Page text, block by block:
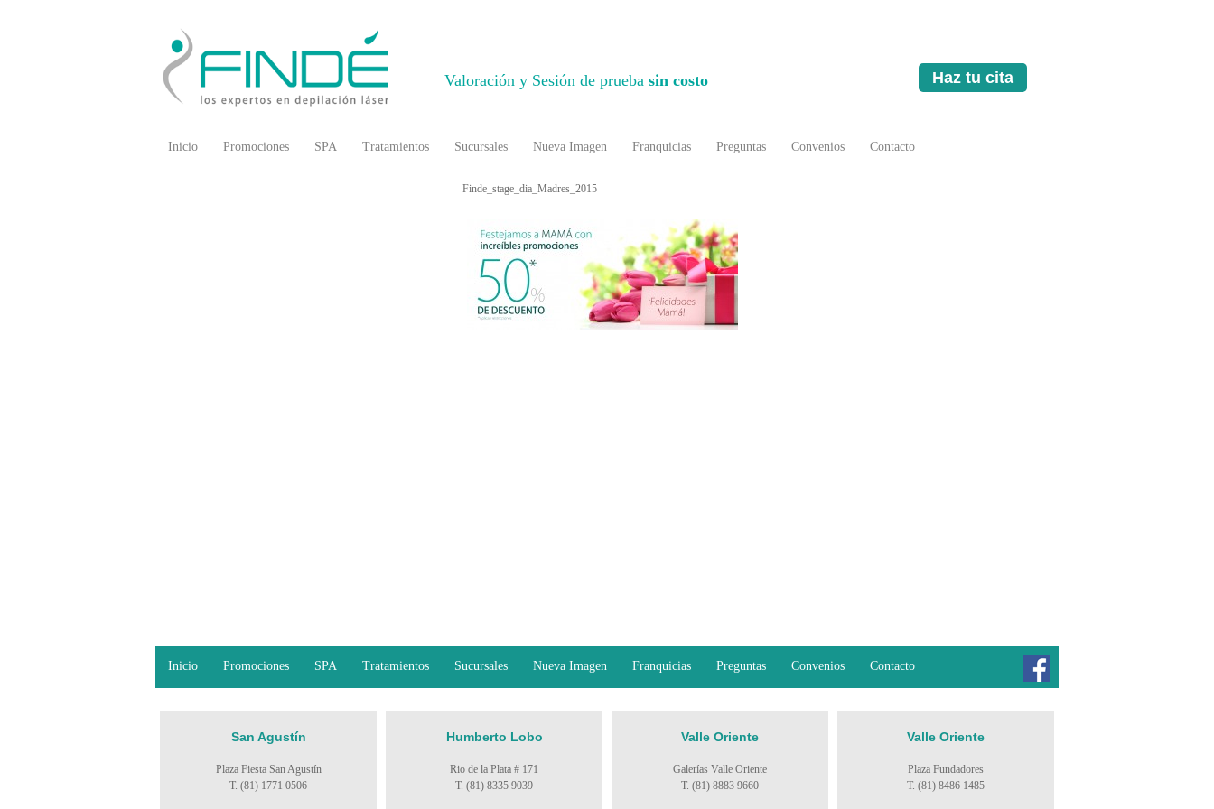
Haz tu cita
Inicio Promociones SPA Tratamientos Sucursales Nueva Imagen Franquicias Preguntas Convenios Contacto
Valoración y Sesión de prueba sin costo
Finde_stage_dia_Madres_2015
Inicio Promociones SPA Tratamientos Sucursales Nueva Imagen Franquicias Preguntas Convenios Contacto
San Agustín
Plaza Fiesta San Agustín
T. (81) 1771 0506
Humberto Lobo
Rio de la Plata # 171
T. (81) 8335 9039
Valle Oriente
Galerías Valle Oriente
T. (81) 8883 9660
Valle Oriente
Plaza Fundadores
T. (81) 8486 1485